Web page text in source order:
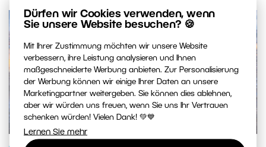
Dürfen wir Cookies verwenden, wenn
Sie unsere Website besuchen? 🍪
Mit Ihrer Zustimmung möchten wir unsere Website
verbessern, ihre Leistung analysieren und Ihnen
maßgeschneiderte Werbung anbieten. Zur Personalisierung
der Werbung können wir einige Ihrer Daten an unsere
Marketingpartner weitergeben. Sie können dies ablehnen,
aber wir würden uns freuen, wenn Sie uns Ihr Vertrauen
schenken würden! Vielen Dank! 💚💙
Lernen Sie mehr